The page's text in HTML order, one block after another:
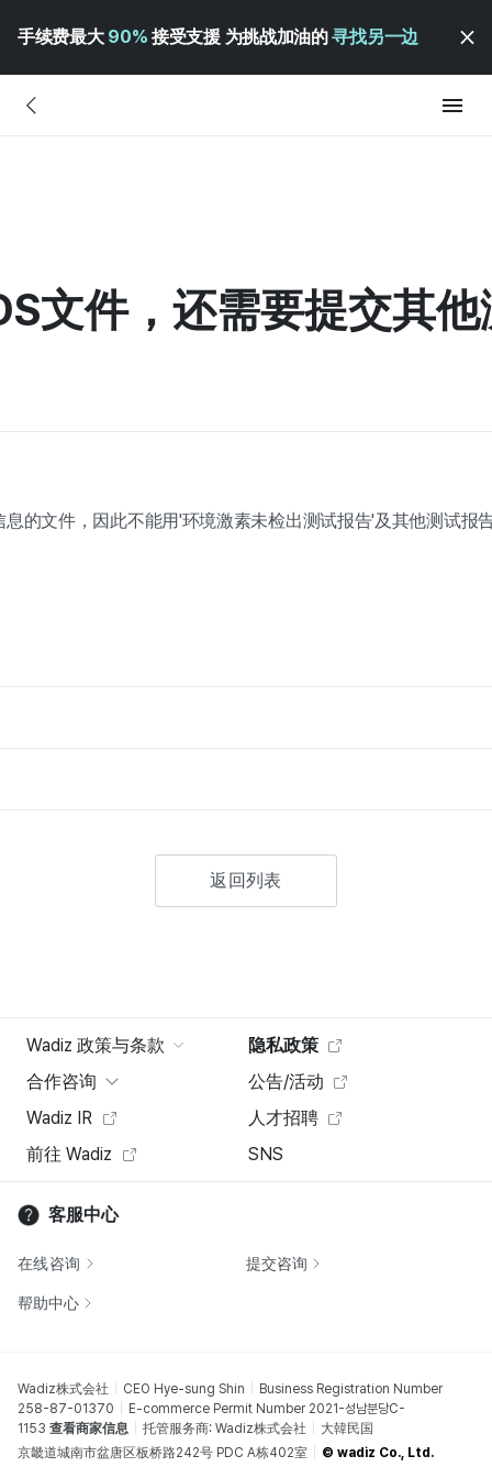
手续费最大 90% 接受支援 为挑战加油的寻找另一边
文件，还需要提交其
的文件，因此不能用'环境激素未检出测试报告'及其他测试报
返回列表
Wadiz 政策与条款
隐私政策
合作咨询
公告/活动
Wadiz IR
人才招聘
前往 Wadiz
SNS
客服中心
在线咨询 提交咨询
帮助中心
Wadiz株式会社 CEO Hye-sung Shin
Business Registration Number
258-87-01370
E-commerce Permit Number 2021-성남분당C-
1153 查看商家信息 托管服务商: Wadiz株式会社
大韓民国
京畿道城南市盆唐区板桥路242号 PDC A栋402室
© wadiz Co., Ltd.